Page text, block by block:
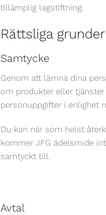
tillämplig lagstiftning.
Rättsliga
Samtycke
Genom att lämna dina
om produkter eller
personuppgifter i enlighet
Du kan när som helst
kommer JFG ädelsmide
samtyckt till.
Avtal